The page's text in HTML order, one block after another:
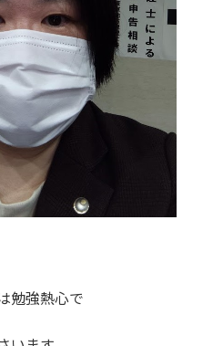
勉強熱心で